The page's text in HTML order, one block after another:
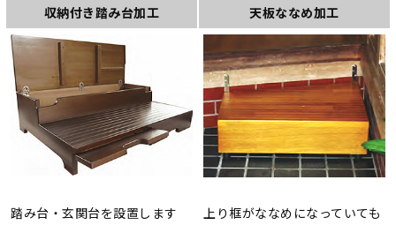
収納付き踏み台加工 天板ななめ加工
踏み台・玄関台を設置します
上り框がななめになっていても